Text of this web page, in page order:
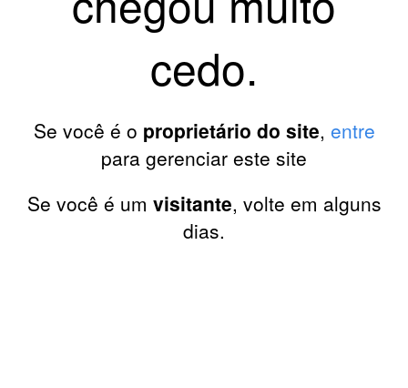
cedo.
Se você é o proprietário do site, entre
para gerenciar este site
Se você é um visitante, volte em alguns
dias.